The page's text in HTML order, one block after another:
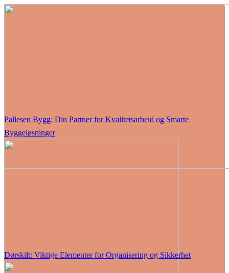
Pallesen Bygg: Din Partner for Kvalitetsarbeid og Smarte
Byggeløsninger
Dørskilt: Viktige Elementer for Organisering og Sikkerhet